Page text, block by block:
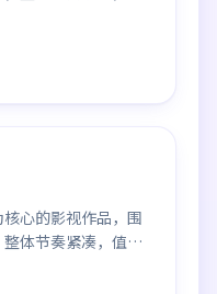
心的影视作品，围
体节奏紧凑，值得